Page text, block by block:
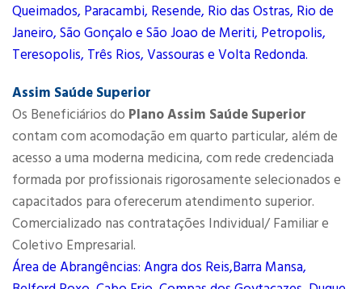
Queimados, Paracambi, Resende, Rio das Ostras, Rio de
Janeiro, São Gonçalo e São Joao de Meriti, Petropolis,
Teresopolis, Três Rios, Vassouras e Volta Redonda.
Assim Saúde Superior
Os Beneficiários do Plano Assim Saúde Superior
contam com acomodação em quarto particular, além de
acesso a uma moderna medicina, com rede credenciada
formada por profissionais rigorosamente selecionados e
capacitados para oferecerum atendimento superior.
Comercializado nas contratações Individual/ Familiar e
Coletivo Empresarial.
Área de Abrangências: Angra dos Reis,Barra Mansa,